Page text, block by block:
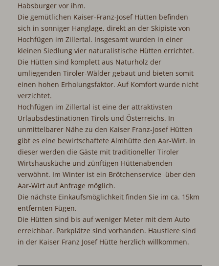
Habsburger vor ihm.
Die gemütlichen Kaiser-Franz-Josef Hütten befinden
sich in sonniger Hanglage, direkt an der Skipiste von
Hochfügen im Zillertal. Insgesamt wurden in einer
kleinen Siedlung vier naturalistische Hütten errichtet.
Die Hütten sind komplett aus Naturholz der
umliegenden Tiroler-Wälder gebaut und bieten somit
einen hohen Erholungsfaktor. Auf Komfort wurde nicht
verzichtet.
Hochfügen im Zillertal ist eine der attraktivsten
Urlaubsdestinationen Tirols und Österreichs. In
unmittelbarer Nähe zu den Kaiser Franz-Josef Hütten
gibt es eine bewirtschaftete Almhütte den Aar-Wirt. In
dieser werden die Gäste mit traditioneller Tiroler
Wirtshausküche und zünftigen Hüttenabenden
verwöhnt. Im Winter ist ein Brötchenservice über den
Aar-Wirt auf Anfrage möglich.
Die nächste Einkaufsmöglichkeit finden Sie im ca. 15km
entfernten Fügen.
Die Hütten sind bis auf weniger Meter mit dem Auto
erreichbar. Parkplätze sind vorhanden. Haustiere sind
in der Kaiser Franz Josef Hütte herzlich willkommen.